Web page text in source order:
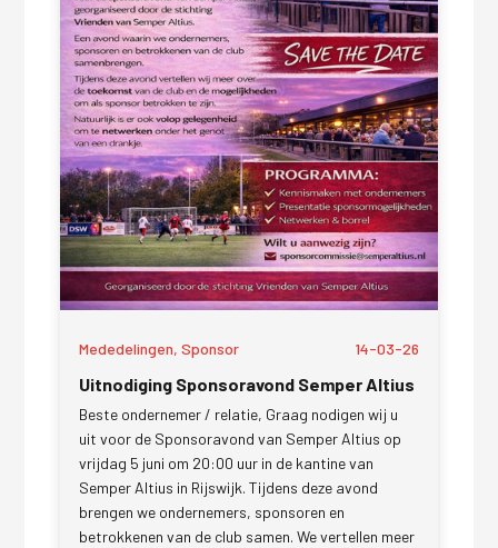
Mededelingen, Sponsor 14-03-26
Uitnodiging Sponsoravond Semper Altius
Beste ondernemer / relatie, Graag nodigen wij u
uit voor de Sponsoravond van Semper Altius op
vrijdag 5 juni om 20:00 uur in de kantine van
Semper Altius in Rijswijk. Tijdens deze avond
brengen we ondernemers, sponsoren en
betrokkenen van de club samen. We vertellen meer